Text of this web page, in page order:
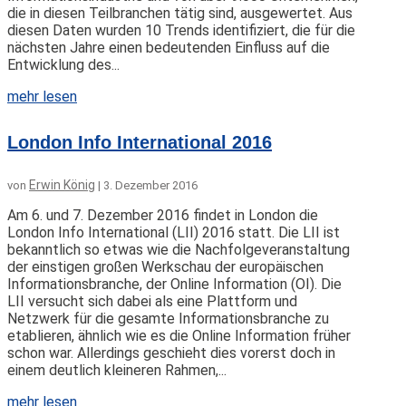
die in diesen Teilbranchen tätig sind, ausgewertet. Aus
diesen Daten wurden 10 Trends identifiziert, die für die
nächsten Jahre einen bedeutenden Einfluss auf die
Entwicklung des...
mehr lesen
London Info International 2016
von Erwin König | 3. Dezember 2016
Am 6. und 7. Dezember 2016 findet in London die
London Info International (LII) 2016 statt. Die LII ist
bekanntlich so etwas wie die Nachfolgeveranstaltung
der einstigen großen Werkschau der europäischen
Informationsbranche, der Online Information (OI). Die
LII versucht sich dabei als eine Plattform und
Netzwerk für die gesamte Informationsbranche zu
etablieren, ähnlich wie es die Online Information früher
schon war. Allerdings geschieht dies vorerst doch in
einem deutlich kleineren Rahmen,...
mehr lesen